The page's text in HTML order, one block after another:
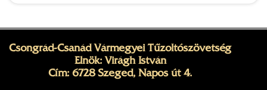
Csongrád-Csanád Vármegyei Tűzoltószövetség
Elnök: Virágh István
Cím: 6728 Szeged, Napos út 4.